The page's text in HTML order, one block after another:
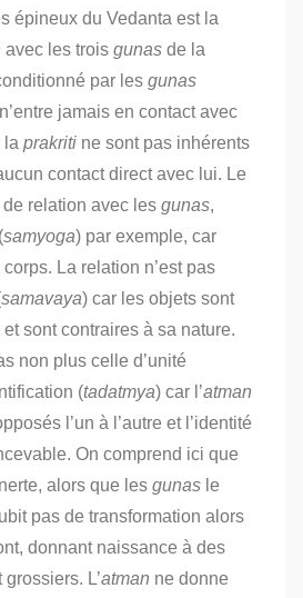
Caitanya
Mahaprabhu
(conclusion)
épineux du Vedanta est la
avec les trois gunas de la
par les gunas
n’entre jamais en contact avec
la prakriti ne sont pas inhérents
contact direct avec lui. Le
de relation avec les gunas,
samyoga) par exemple, car
corps. La relation n’est pas
samavaya) car les objets sont
et sont contraires à sa nature.
non plus celle d’unité
(tadatmya) car l’atman
l’un à l’autre et l’identité
On comprend ici que
alors que les gunas le
pas de transformation alors
donnant naissance à des
L’atman ne donne